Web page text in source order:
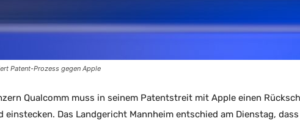
Patent-Prozess gegen Apple
Qualcomm muss in seinem Patentstreit mit Apple einen
einstecken. Das Landgericht Mannheim entschied am Dienstag,